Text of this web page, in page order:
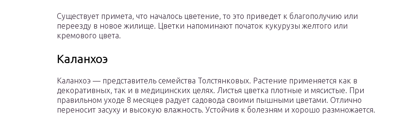
Существует примета, что началось цветение, то это приведет к благополучию или
переезду в новое жилище. Цветки напоминают початок кукурузы желтого или
кремового цвета.
Каланхоэ
Каланхоэ — представитель семейства Толстянковых. Растение применяется как в
декоративных, так и в медицинских целях. Листья цветка плотные и мясистые. При
правильном уходе 8 месяцев радует садовода своими пышными цветами. Отлично
переносит засуху и высокую влажность. Устойчив к болезням и хорошо размножается.